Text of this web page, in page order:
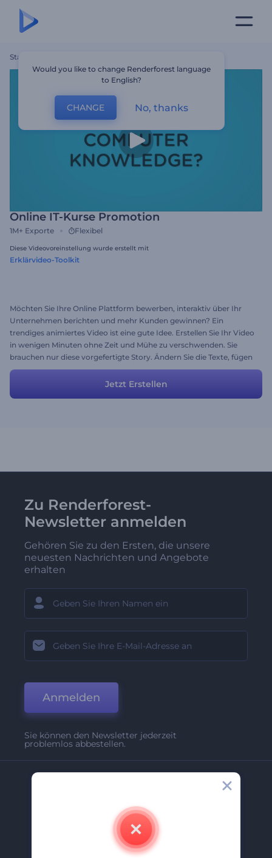
Startseite
Online IT-Kurse Promotion
1M+ Exporte Flexibel
Diese Videovoreinstellung wurde erstellt mit
Erklärvideo-Toolkit
Möchten Sie Ihre Online Plattform bewerben, interaktiv über Ihr
Unternehmen berichten und mehr Kunden gewinnen? Ein
trendiges animiertes Video ist eine gute Idee. Erstellen Sie Ihr Video
in wenigen Minuten ohne Zeit und Mühe zu verschwenden. Sie
brauchen nur diese vorgefertigte Story. Ändern Sie die Texte, fügen
Sie Ihre Medien hinzu, wählen Sie den Stil und die Farben und
Jetzt Erstellen
Zu Renderforest-
Newsletter anmelden
Gehören Sie zu den Ersten, die unsere
neuesten Nachrichten und Angebote
erhalten
Anmelden
Sie können den Newsletter jederzeit
problemlos abbestellen.
Would you like to change Renderforest language
to English?
CHANGE No, thanks